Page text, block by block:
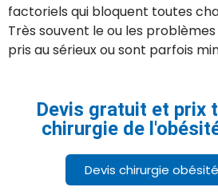
factoriels qui bloquent toutes
Très souvent le ou les
pris au sérieux ou sont parfois
Devis gratuit et prix
chirurgie de
Devis chirurgie